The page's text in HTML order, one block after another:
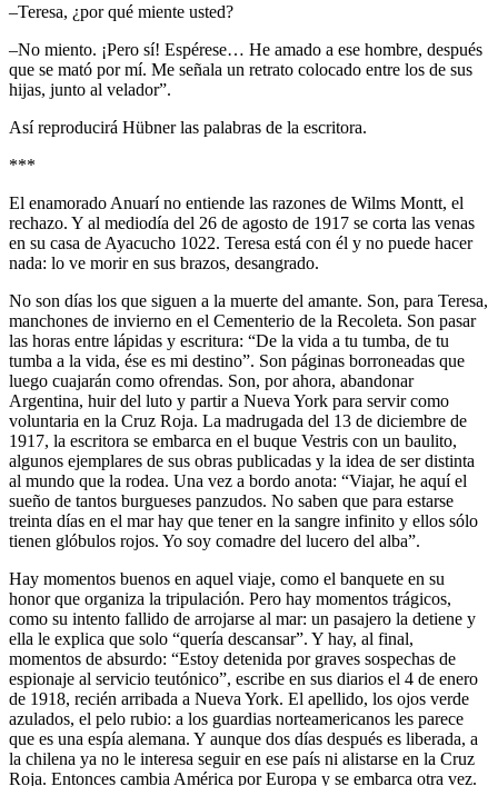
–Teresa, ¿por qué miente usted?
–No miento. ¡Pero sí! Espérese… He amado a ese hombre, después
que se mató por mí. Me señala un retrato colocado entre los de sus
hijas, junto al velador”.
Así reproducirá Hübner las palabras de la escritora.
***
El enamorado Anuarí no entiende las razones de Wilms Montt, el
rechazo. Y al mediodía del 26 de agosto de 1917 se corta las venas
en su casa de Ayacucho 1022. Teresa está con él y no puede hacer
nada: lo ve morir en sus brazos, desangrado.
No son días los que siguen a la muerte del amante. Son, para Teresa,
manchones de invierno en el Cementerio de la Recoleta. Son pasar
las horas entre lápidas y escritura: “De la vida a tu tumba, de tu
tumba a la vida, ése es mi destino”. Son páginas borroneadas que
luego cuajarán como ofrendas. Son, por ahora, abandonar
Argentina, huir del luto y partir a Nueva York para servir como
voluntaria en la Cruz Roja. La madrugada del 13 de diciembre de
1917, la escritora se embarca en el buque Vestris con un baulito,
algunos ejemplares de sus obras publicadas y la idea de ser distinta
al mundo que la rodea. Una vez a bordo anota: “Viajar, he aquí el
sueño de tantos burgueses panzudos. No saben que para estarse
treinta días en el mar hay que tener en la sangre infinito y ellos sólo
tienen glóbulos rojos. Yo soy comadre del lucero del alba”.
Hay momentos buenos en aquel viaje, como el banquete en su
honor que organiza la tripulación. Pero hay momentos trágicos,
como su intento fallido de arrojarse al mar: un pasajero la detiene y
ella le explica que solo “quería descansar”. Y hay, al final,
momentos de absurdo: “Estoy detenida por graves sospechas de
espionaje al servicio teutónico”, escribe en sus diarios el 4 de enero
de 1918, recién arribada a Nueva York. El apellido, los ojos verde
azulados, el pelo rubio: a los guardias norteamericanos les parece
que es una espía alemana. Y aunque dos días después es liberada, a
la chilena ya no le interesa seguir en ese país ni alistarse en la Cruz
Roja. Entonces cambia América por Europa y se embarca otra vez.